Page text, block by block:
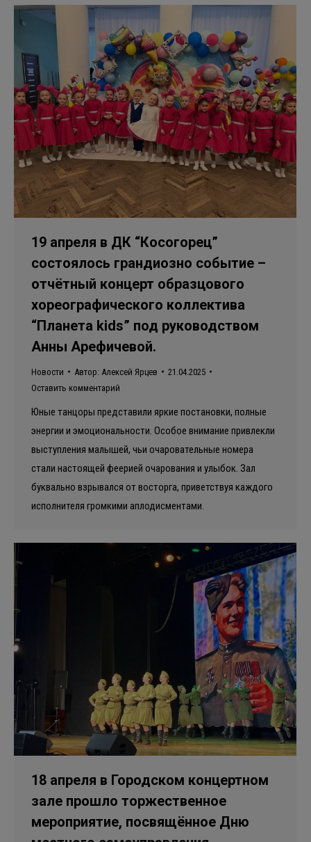
19 апреля в ДК “Косогорец”
состоялось грандиозно событие –
отчётный концерт образцового
хореографического коллектива
“Планета kids” под руководством
Анны Арефичевой.
Новости Автор: Алексей Ярцев
21.04.2025
Оставить комментарий
Юные танцоры представили яркие постановки, полные
энергии и эмоциональности. Особое внимание привлекли
выступления малышей, чьи очаровательные номера
стали настоящей феерией очарования и улыбок. Зал
буквально взрывался от восторга, приветствуя каждого
исполнителя громкими аплодисментами.
18 апреля в Городском концертном
зале прошло торжественное
мероприятие, посвящённое Дню